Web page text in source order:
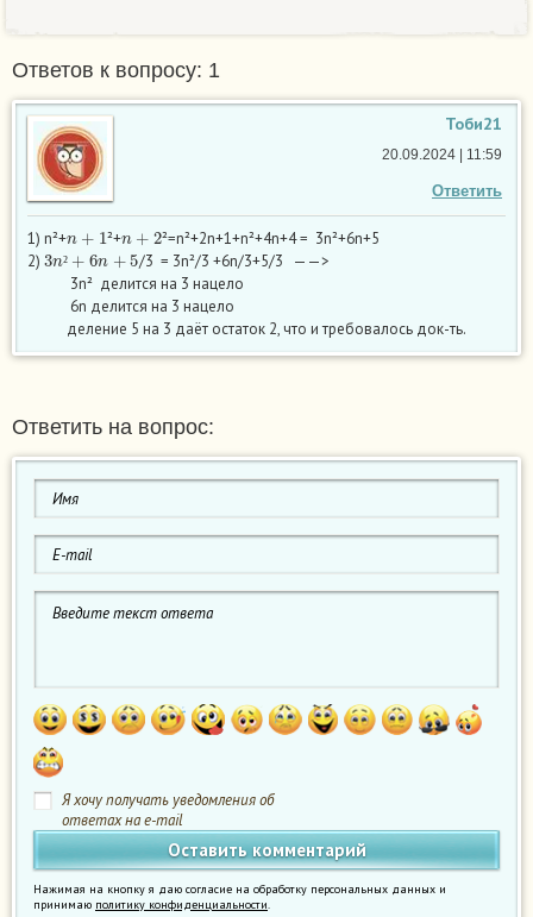
Ответов к вопросу: 1
Тоби21
Ответить
20.09.2024 | 11:59
1) n²+ ²+
²=n²+2n+1+n²+4n+4 = 3n²+6n+5
2)
3 ²+ 6n+
/3 = 3n²/3 +6n/3+5/3 ——>
3n² делится на 3 нацело
6n делится на 3 нацело
деление 5 на 3 даёт остаток 2, что и требовалось док-ть.
Ответить на вопрос:
Я хочу получать уведомления об
ответах на e-mail
Нажимая на кнопку я даю согласие на обработку персональных данных и
принимаю политику конфиденциальности.